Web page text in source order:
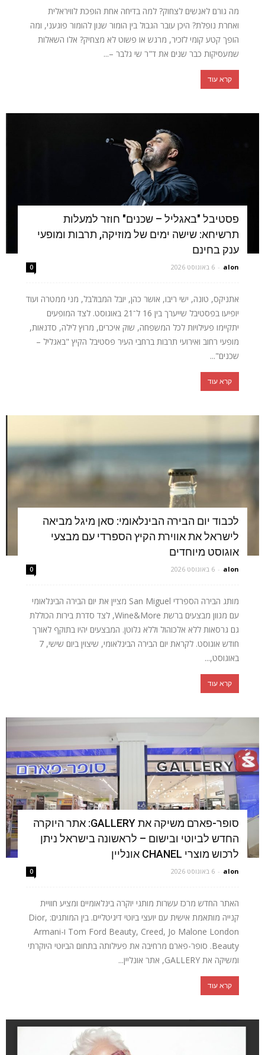
מה גורם לאנשים לצחוק? למה בדיחה אחת הופכת לוויראלית
ואחרת נופלת? היכן עובר הגבול בין הומור שנון להומור פוגעני, ומה
הופך קטע קומי לזכיר, מרגש או פשוט לא מצחיק? אלו השאלות
שמעסיקות כבר שנים את ד"ר שי גלבר –...
קרא עוד
פסטיבל "באגליל – שכנים" חוזר למעלות
תרשיחא: שישה ימים של מוזיקה, תרבות ומופעי
ענק בחינם
alon
- 6 באוגוסט 2026 0
אתניקס, טונה, ישי ריבו, אושר כהן, יובל המבולבל, מני ממטרה ועוד
יופיעו בפסטיבל שייערך בין 16 ל־21 באוגוסט. לצד המופעים
יתקיימו פעילויות לכל המשפחה, שוק איכרים, מרוץ לילה, סדנאות,
מופעי רחוב ואירועי תרבות ברחבי העיר פסטיבל הקיץ "באגליל –
שכנים"...
קרא עוד
לכבוד יום הבירה הבינלאומי: סאן מיגל מביאה
לישראל את אווירת הקיץ הספרדי עם מבצעי
אוגוסט מיוחדים
alon
- 6 באוגוסט 2026 0
מותג הבירה הספרדי San Miguel מציין את יום הבירה הבינלאומי
עם מגוון מבצעים ברשת Wine&More, לצד סדרת בירות הכוללת
גם גרסאות ללא אלכוהול וללא גלוטן. המבצעים יהיו בתוקף לאורך
חודש אוגוסט. לקראת יום הבירה הבינלאומי, שיצוין ביום שישי, 7
באוגוסט,...
קרא עוד
סופר-פארם משיקה את GALLERY: אתר היוקרה
החדש לביוטי ובישום – לראשונה בישראל ניתן
לרכוש מוצרי CHANEL אונליין
alon
- 6 באוגוסט 2026 0
האתר החדש מרכז עשרות מותגי יוקרה בינלאומיים ומציע חוויית
קנייה מותאמת אישית עם יועצי ביוטי דיגיטליים. בין המותגים: Dior,
Tom Ford Beauty, Creed, Jo Malone London ו-Armani
Beauty. סופר-פארם מרחיבה את פעילותה בתחום הביוטי היוקרתי
ומשיקה את GALLERY, אתר אונליין...
קרא עוד